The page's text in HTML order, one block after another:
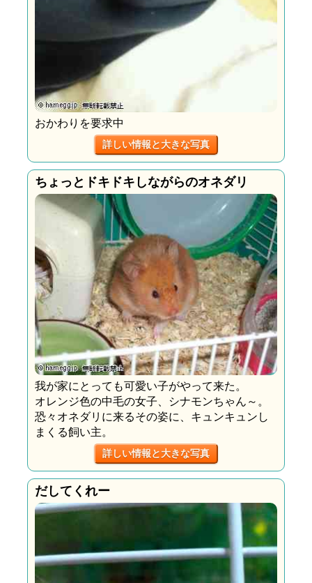
おかわりを要求中
詳しい情報と大きな写真
ちょっとドキドキしながらのオネダリ
我が家にとっても可愛い子がやって来た。
オレンジ色の中毛の女子、シナモンちゃん～。
恐々オネダリに来るその姿に、キュンキュンし
まくる飼い主。
詳しい情報と大きな写真
だしてくれー